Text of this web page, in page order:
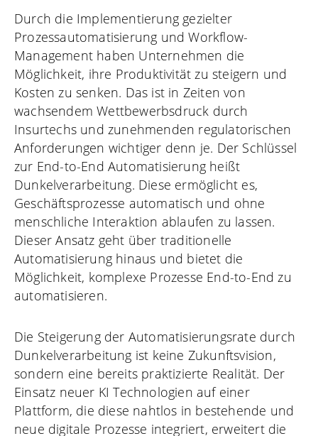
Durch die Implementierung gezielter
Prozessautomatisierung und Workflow-
Management haben Unternehmen die
Möglichkeit, ihre Produktivität zu steigern und
Kosten zu senken. Das ist in Zeiten von
wachsendem Wettbewerbsdruck durch
Insurtechs und zunehmenden regulatorischen
Anforderungen wichtiger denn je. Der Schlüssel
zur End-to-End Automatisierung heißt
Dunkelverarbeitung. Diese ermöglicht es,
Geschäftsprozesse automatisch und ohne
menschliche Interaktion ablaufen zu lassen.
Dieser Ansatz geht über traditionelle
Automatisierung hinaus und bietet die
Möglichkeit, komplexe Prozesse End-to-End zu
automatisieren.
Die Steigerung der Automatisierungsrate durch
Dunkelverarbeitung ist keine Zukunftsvision,
sondern eine bereits praktizierte Realität. Der
Einsatz neuer KI Technologien auf einer
Plattform, die diese nahtlos in bestehende und
neue digitale Prozesse integriert, erweitert die